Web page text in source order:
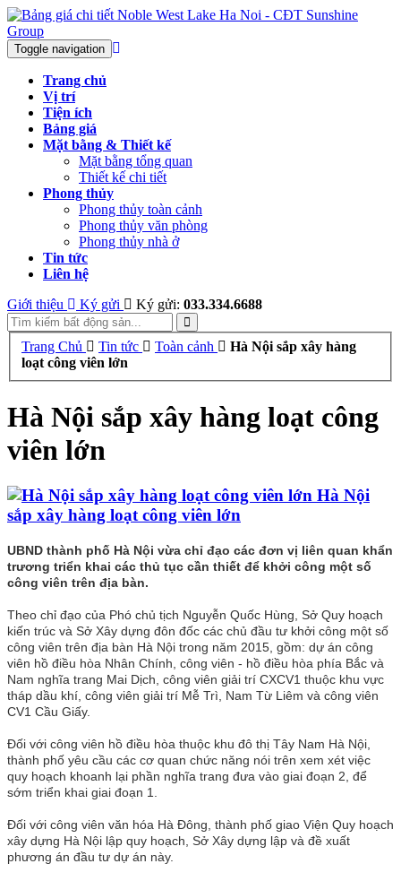
Toggle navigation
Trang chủ
Vị trí
Tiện ích
Bảng giá
Mặt bằng & Thiết kế
Mặt bằng tổng quan
Thiết kế chi tiết
Phong thủy
Phong thủy toàn cảnh
Phong thủy văn phòng
Phong thủy nhà ở
Tin tức
Liên hệ
Giới thiệu
Ký gửi Ký gửi: 033.334.6688
Trang Chủ Tin tức Toàn cảnh
Hà Nội sắp xây hàng
loạt công viên lớn
Hà Nội sắp xây hàng loạt công
viên lớn
Hà Nội
sắp xây hàng loạt công viên lớn
UBND thành phố Hà Nội vừa chỉ đạo các đơn vị liên quan khẩn
trương triển khai các thủ tục cần thiết để khởi công một số
công viên trên địa bàn.
Theo chỉ đạo của Phó chủ tịch Nguyễn Quốc Hùng, Sở Quy hoạch
kiến trúc và Sở Xây dựng đôn đốc các chủ đầu tư khởi công một số
công viên trên địa bàn Hà Nội trong năm 2015, gồm: dự án công
viên hồ điều hòa Nhân Chính, công viên - hồ điều hòa phía Bắc và
Nam nghĩa trang Mai Dịch, công viên giải trí CXCV1 thuộc khu vực
tháp dầu khí, công viên giải trí Mễ Trì, Nam Từ Liêm và công viên
CV1 Cầu Giấy.
Đối với công viên hồ điều hòa thuộc khu đô thị Tây Nam Hà Nội,
thành phố yêu cầu các cơ quan chức năng nói trên xem xét việc
quy hoạch khoanh lại phần nghĩa trang đưa vào giai đoạn 2, để
sớm triển khai giai đoạn 1.
Đối với công viên văn hóa Hà Đông, thành phố giao Viện Quy hoạch
xây dựng Hà Nội lập quy hoạch, Sở Xây dựng lập và đề xuất
phương án đầu tư dự án này.